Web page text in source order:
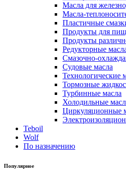
Масла для
Масла-
Пластичные
Продукты для
Продукты
Редукторные
Смазочно-
Судовые масла
Технологические
Тормозные
Турбинные масла
Холодильные
Циркуляционные
Teboil
Wolf
По назначению
Популярное